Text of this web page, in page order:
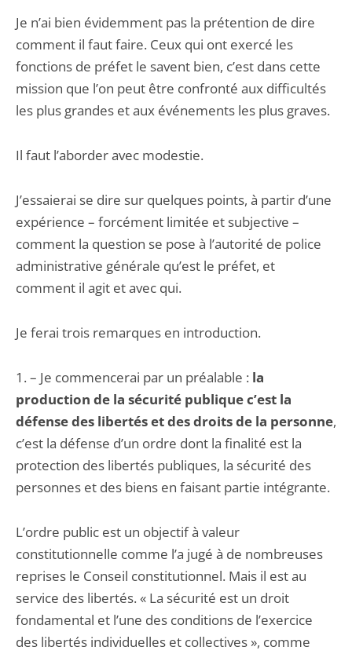
Je n’ai bien évidemment pas la prétention de dire
comment il faut faire. Ceux qui ont exercé les
fonctions de préfet le savent bien, c’est dans cette
mission que l’on peut être confronté aux difficultés
les plus grandes et aux événements les plus graves.
Il faut l’aborder avec modestie.
J’essaierai se dire sur quelques points, à partir d’une
expérience – forcément limitée et sub­jective –
comment la question se pose à l’autorité de police
administrative générale qu’est le préfet, et
comment il agit et avec qui.
Je ferai trois remarques en introduction.
1. – Je commencerai par un préalable : la
production de la sécurité publique c’est la
défense des libertés et des droits de la personne,
c’est la défense d’un ordre dont la finalité est la
protection des libertés publiques, la sécurité des
personnes et des biens en faisant partie intégrante.
L’ordre public est un objectif à valeur
constitutionnelle comme l’a jugé à de nombreuses
reprises le Conseil constitutionnel. Mais il est au
service des libertés. « La sécurité est un droit
fondamental et l’une des conditions de l’exercice
des libertés individuelles et collectives », comme